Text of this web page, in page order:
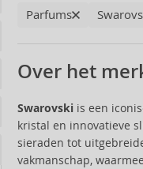
Parfums
Over het
Swarovskiis een
kristal en innovatieve
sieraden tot
vakmanschap,